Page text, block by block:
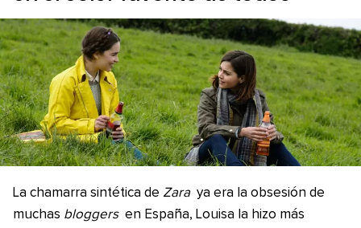
La chamarra sintética de Zara ya era la obsesión de
muchas bloggers en España, Louisa la hizo más